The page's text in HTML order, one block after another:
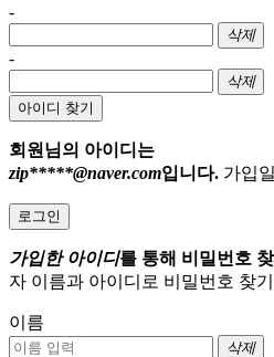
-
삭제
-
삭제
아이디 찾기
회원님의 아이디는
zip*****@naver.com입니다. 가입일
로그인
가입한 아이디를 통해 비밀번호 찾
자 이름과 아이디로 비밀번호 찾
이름
삭제